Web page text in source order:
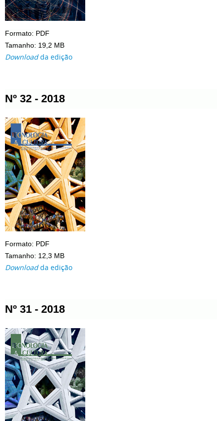
Formato: PDF
Tamanho: 19,2 MB
Downloadda edição
Nº 32 - 2018
Formato: PDF
Tamanho: 12,3 MB
Downloadda edição
Nº 31 - 2018